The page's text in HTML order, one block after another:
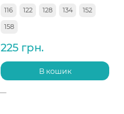
116 122 128 134
152
158
225 грн.
В кошик